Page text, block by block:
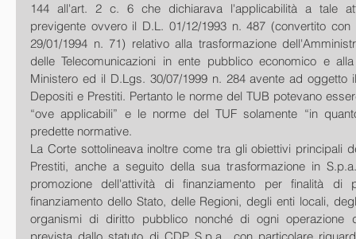
144 all'art. 2 c. 6 che dichiarava l'applicabilità a tale
previgente ovvero il D.L. 01/12/1993 n. 487 (convertito
29/01/1994 n. 71) relativo alla trasformazione
delle Telecomunicazioni in ente pubblico economico e
Ministero ed il D.Lgs. 30/07/1999 n. 284 avente ad oggetto
Depositi e Prestiti. Pertanto le norme del TUB potevano
“ove applicabili” e le norme del TUF solamente “in
predette normative.
La Corte sottolineava inoltre come tra gli obiettivi principali
Prestiti, anche a seguito della sua trasformazione in
promozione dell'attività di finanziamento per finalità di
finanziamento dello Stato, delle Regioni, degli enti locali,
organismi di diritto pubblico nonché di ogni operazione